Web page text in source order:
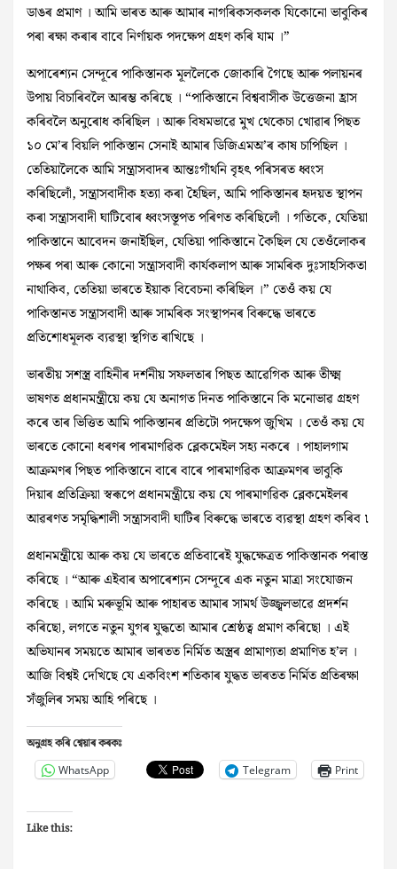
ডাঙৰ প্ৰমাণ । আমি ভাৰত আৰু আমাৰ নাগৰিকসকলক যিকোনো ভাবুকিৰ
পৰা ৰক্ষা কৰাৰ বাবে নিৰ্ণায়ক পদক্ষেপ গ্ৰহণ কৰি যাম ।”
অপাৰেশ্যন সেন্দূৰে পাকিস্তানক মূললৈকে জোকাৰি গৈছে আৰু পলায়নৰ
উপায় বিচাৰিবলৈ আৰম্ভ কৰিছে । “পাকিস্তানে বিশ্ববাসীক উত্তেজনা হ্ৰাস
কৰিবলৈ অনুৰোধ কৰিছিল । আৰু বিষমভাৱে মুখ থেকেচা খোৱাৰ পিছত
১০ মে’ৰ বিয়লি পাকিস্তান সেনাই আমাৰ ডিজিএমঅ’ৰ কাষ চাপিছিল ।
তেতিয়ালৈকে আমি সন্ত্ৰাসবাদৰ আন্তঃগাঁথনি বৃহৎ পৰিসৰত ধ্বংস
কৰিছিলোঁ, সন্ত্ৰাসবাদীক হত্যা কৰা হৈছিল, আমি পাকিস্তানৰ হৃদয়ত স্থাপন
কৰা সন্ত্ৰাসবাদী ঘাটিবোৰ ধ্বংসস্তূপত পৰিণত কৰিছিলোঁ । গতিকে, যেতিয়া
পাকিস্তানে আবেদন জনাইছিল, যেতিয়া পাকিস্তানে কৈছিল যে তেওঁলোকৰ
পক্ষৰ পৰা আৰু কোনো সন্ত্ৰাসবাদী কাৰ্যকলাপ আৰু সামৰিক দুঃসাহসিকতা
নাথাকিব, তেতিয়া ভাৰতে ইয়াক বিবেচনা কৰিছিল ।” তেওঁ কয় যে
পাকিস্তানত সন্ত্ৰাসবাদী আৰু সামৰিক সংস্থাপনৰ বিৰুদ্ধে ভাৰতে
প্ৰতিশোধমূলক ব্যৱস্থা স্থগিত ৰাখিছে ।
ভাৰতীয় সশস্ত্ৰ বাহিনীৰ দৰ্শনীয় সফলতাৰ পিছত আৱেগিক আৰু তীক্ষ্ম
ভাষণত প্ৰধানমন্ত্ৰীয়ে কয় যে অনাগত দিনত পাকিস্তানে কি মনোভাৱ গ্ৰহণ
কৰে তাৰ ভিত্তিত আমি পাকিস্তানৰ প্ৰতিটো পদক্ষেপ জুখিম । তেওঁ কয় যে
ভাৰতে কোনো ধৰণৰ পাৰমাণৱিক ব্লেকমেইল সহ্য নকৰে । পাহালগাম
আক্ৰমণৰ পিছত পাকিস্তানে বাৰে বাৰে পাৰমাণৱিক আক্ৰমণৰ ভাবুকি
দিয়াৰ প্ৰতিক্ৰিয়া স্বৰূপে প্ৰধানমন্ত্ৰীয়ে কয় যে পাৰমাণৱিক ব্লেকমেইলৰ
আৱৰণত সমৃদ্ধিশালী সন্ত্ৰাসবাদী ঘাটিৰ বিৰুদ্ধে ভাৰতে ব্যৱস্থা গ্ৰহণ কৰিব ৷
প্ৰধানমন্ত্ৰীয়ে আৰু কয় যে ভাৰতে প্ৰতিবাৰেই যুদ্ধক্ষেত্ৰত পাকিস্তানক পৰাস্ত
কৰিছে । “আৰু এইবাৰ অপাৰেশ্যন সেন্দূৰে এক নতুন মাত্ৰা সংযোজন
কৰিছে । আমি মৰুভূমি আৰু পাহাৰত আমাৰ সামৰ্থ উজ্জ্বলভাৱে প্ৰদৰ্শন
কৰিছো, লগতে নতুন যুগৰ যুদ্ধতো আমাৰ শ্ৰেষ্ঠত্ব প্ৰমাণ কৰিছো । এই
অভিযানৰ সময়তে আমাৰ ভাৰতত নিৰ্মিত অস্ত্ৰৰ প্ৰামাণ্যতা প্ৰমাণিত হ’ল ।
আজি বিশ্বই দেখিছে যে একবিংশ শতিকাৰ যুদ্ধত ভাৰতত নিৰ্মিত প্ৰতিৰক্ষা
সঁজুলিৰ সময় আহি পৰিছে ।
অনুগ্ৰহ কৰি শ্বেয়াৰ কৰকঃ
WhatsApp Telegram Print
Like this: